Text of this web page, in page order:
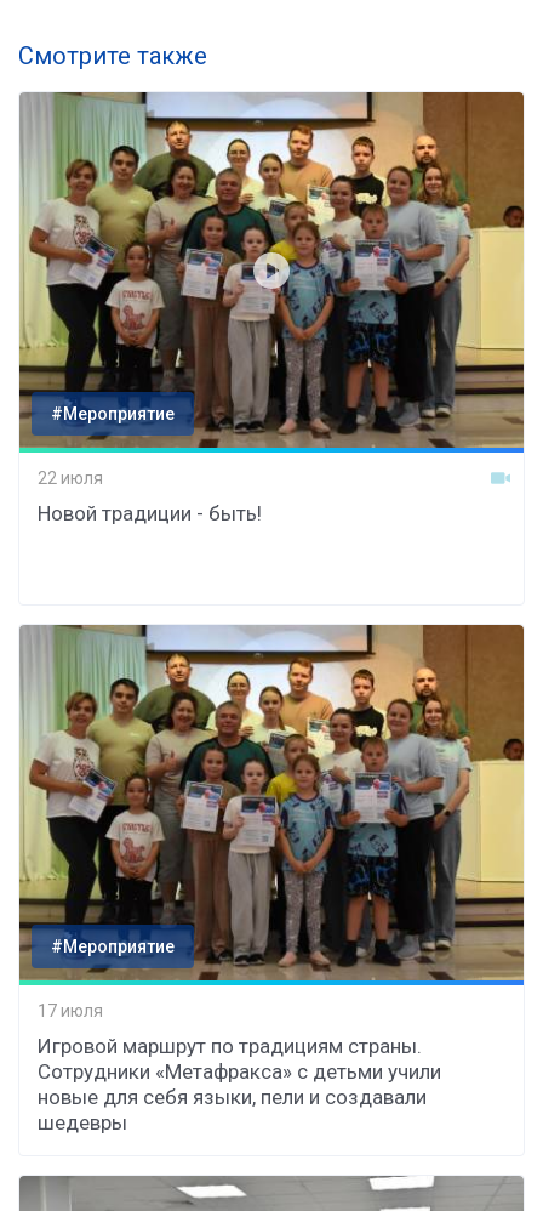
Смотрите также
#Мероприятие
22 июля
Новой традиции - быть!
#Мероприятие
17 июля
Игровой маршрут по традициям страны.
Сотрудники «Метафракса» с детьми учили
новые для себя языки, пели и создавали
шедевры